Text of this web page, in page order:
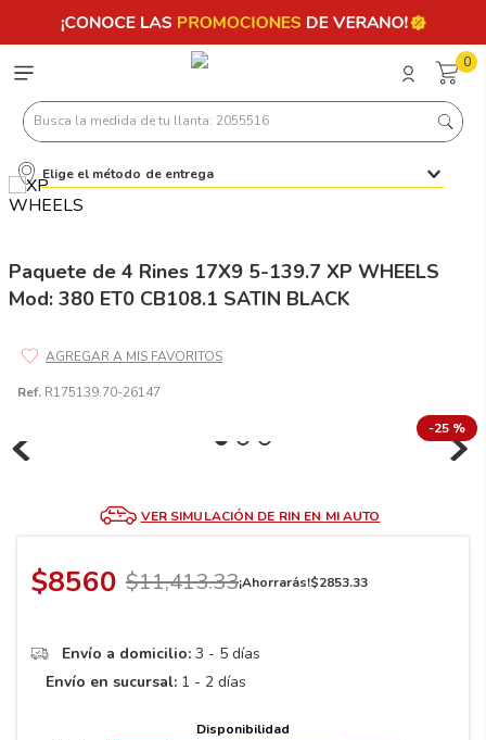
0
Busca la medida de tu llanta: 2055516
Elige el método de entrega
Paquete de 4 Rines 17X9 5-139.7 XP WHEELS
Mod: 380 ET0 CB108.1 SATIN BLACK
Ref. R175139.70-26147
-25 %
VER SIMULACIÓN DE RIN EN MI AUTO
$8560 $11,413.33¡Ahorrarás!$2853.33
Envío a domicilio: 3 - 5 días
Envío en sucursal: 1 - 2 días
Disponibilidad
Términos más buscados
3.225
7 245
9.195